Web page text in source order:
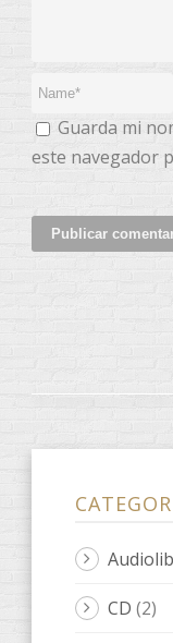
Guarda mi
este navegador
CD (2)